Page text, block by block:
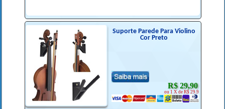
Suporte Parede Para Violino
Cor Preto
R$ 29,90
ou 1 X de R$ 29.9